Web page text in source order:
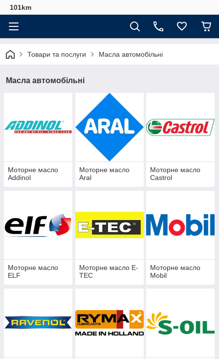
101km
Товари та послуги Масла автомобільні
Масла автомобільні
Моторне масло
Addinol
Моторне масло
Aral
Моторне масло
Castrol
Моторне масло
ELF
Моторне масло E-
TEC
Моторне масло
Mobil